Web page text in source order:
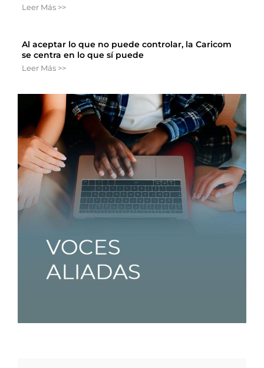
Leer Más >>
Al aceptar lo que no puede controlar, la Caricom
se centra en lo que sí puede
Leer Más >>